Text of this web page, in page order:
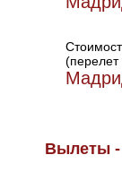
Вылеты -